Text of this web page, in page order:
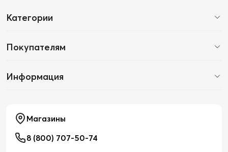
Категории
Покупателям
Информация
Магазины
8 (800) 707-50-74